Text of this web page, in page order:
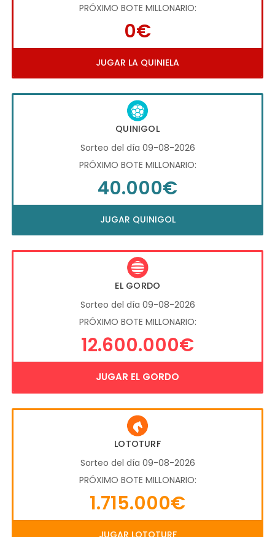
PRÓXIMO BOTE MILLONARIO:
0€
JUGAR LA QUINIELA
QUINIGOL
Sorteo del día 09-08-2026
PRÓXIMO BOTE MILLONARIO:
40.000€
JUGAR QUINIGOL
EL GORDO
Sorteo del día 09-08-2026
PRÓXIMO BOTE MILLONARIO:
12.600.000€
JUGAR EL GORDO
LOTOTURF
Sorteo del día 09-08-2026
PRÓXIMO BOTE MILLONARIO:
1.715.000€
JUGAR LOTOTURF